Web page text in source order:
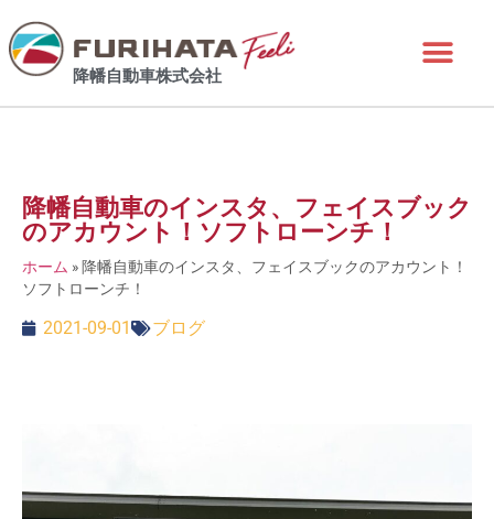
降幡自動車株式会社
降幡自動車のインスタ、フェイスブック
のアカウント！ソフトローンチ！
ホーム »降幡自動車のインスタ、フェイスブックのアカウント！
ソフトローンチ！
2021-09-01 ブログ